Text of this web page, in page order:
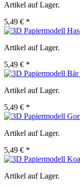
Artikel auf Lager.
5,49 € *
Artikel auf Lager.
5,49 € *
Artikel auf Lager.
5,49 € *
Artikel auf Lager.
5,49 € *
Artikel auf Lager.